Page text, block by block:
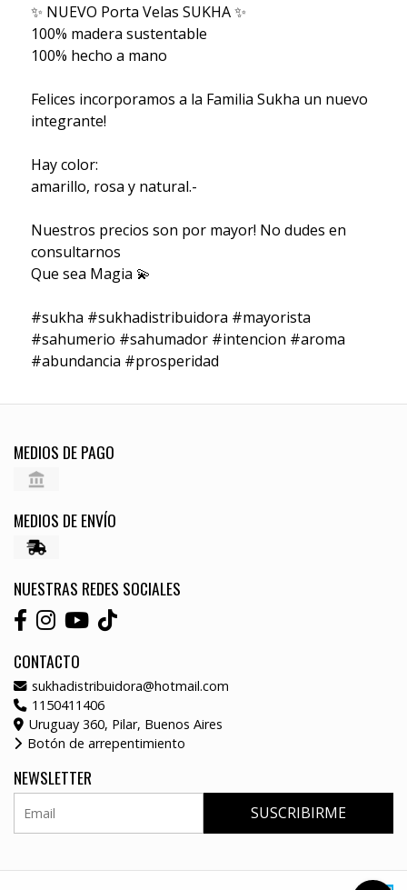
✨ NUEVO Porta Velas SUKHA ✨
100% madera sustentable
100% hecho a mano
Felices incorporamos a la Familia Sukha un nuevo
integrante!
Hay color:
amarillo, rosa y natural.-
Nuestros precios son por mayor! No dudes en
consultarnos
Que sea Magia 💫
#sukha #sukhadistribuidora #mayorista
#sahumerio #sahumador #intencion #aroma
#abundancia #prosperidad
MEDIOS DE PAGO
MEDIOS DE ENVÍO
NUESTRAS REDES SOCIALES
CONTACTO
sukhadistribuidora@hotmail.com
1150411406
Uruguay 360, Pilar, Buenos Aires
Botón de arrepentimiento
NEWSLETTER
SUSCRIBIRME